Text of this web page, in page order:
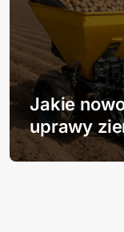
Jakie
uprawy